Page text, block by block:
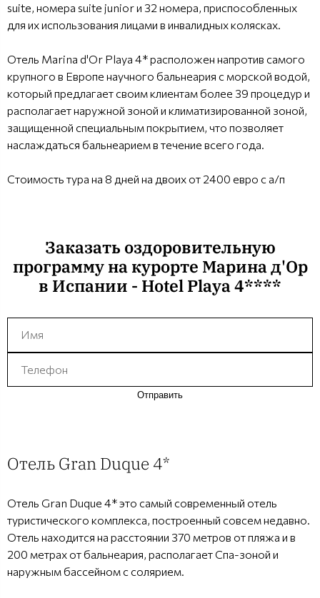
suite, номера suite junior и 32 номера, приспособленных
для их использования лицами в инвалидных колясках.
Отель Marina d'Or Playa 4* расположен напротив самого
крупного в Европе научного бальнеария с морской водой,
который предлагает своим клиентам более 39 процедур и
располагает наружной зоной и климатизированной зоной,
защищенной специальным покрытием, что позволяет
наслаждаться бальнеарием в течение всего года.
Стоимость тура на 8 дней на двоих от 2400 евро с а/п
Заказать оздоровительную
программу на курорте Марина д'Ор
в Испании - Hotel Playa 4****
Отправить
Отель Gran Duque 4*
Отель Gran Duque 4* это самый современный отель
туристического комплекса, построенный совсем недавно.
Отель находится на расстоянии 370 метров от пляжа и в
200 метрах от бальнеария, располагает Спа-зоной и
наружным бассейном с солярием.